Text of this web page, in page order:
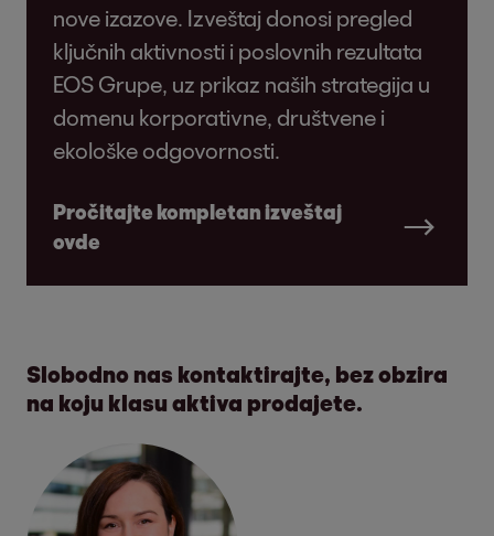
nove izazove. Izveštaj donosi pregled
ključnih aktivnosti i poslovnih rezultata
EOS Grupe, uz prikaz naših strategija u
domenu korporativne, društvene i
ekološke odgovornosti.
Pročitajte kompletan izveštaj
ovde
Slobodno nas kontaktirajte, bez obzira
na koju klasu aktiva prodajete.